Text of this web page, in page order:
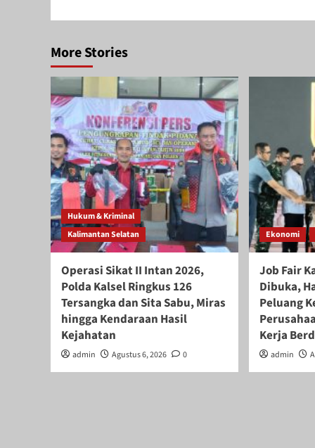
More Stories
Hukum & Kriminal
Kalimantan Selatan
Operasi Sikat II Intan 2026,
Polda Kalsel Ringkus 126
Tersangka dan Sita Sabu, Miras
hingga Kendaraan Hasil
Kejahatan
admin Agustus 6, 2026 0
Ekonomi
Job Fair
Dibuka,
Peluang
Kerja
admin